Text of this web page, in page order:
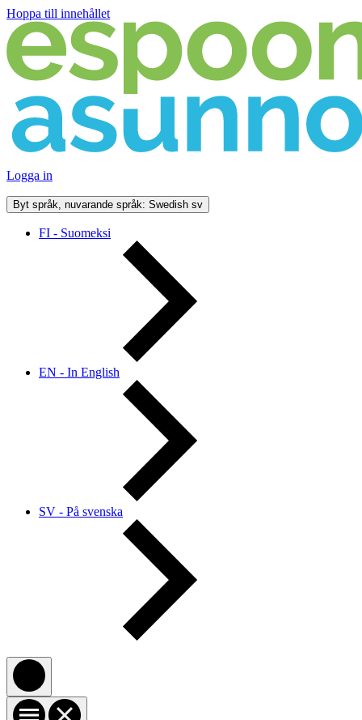
Hoppa till innehållet
Logga in
Byt språk, nuvarande språk: Swedish sv
FI - Suomeksi
EN - In English
SV - På svenska